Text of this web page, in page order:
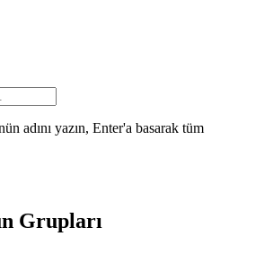
adını yazın, Enter'a basarak tüm
Grupları